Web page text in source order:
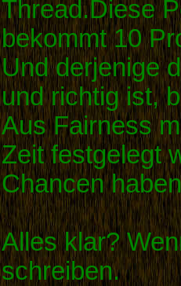
Thread.Diese
bekommt 10
Und derjenige
und richtig ist,
Aus Fairness
Zeit festgelegt
Chancen
Alles klar?
schreiben.